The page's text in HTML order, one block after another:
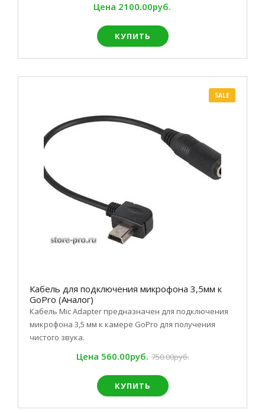
Цена 2100.00руб.
КУПИТЬ
SALE
Кабель для подключения микрофона 3,5мм к
GoPro (Аналог)
Кабель Mic Adapter предназначен для подключения
микрофона 3,5 мм к камере GoPro для получения
чистого звука.
Цена 560.00руб. 750.00руб.
КУПИТЬ